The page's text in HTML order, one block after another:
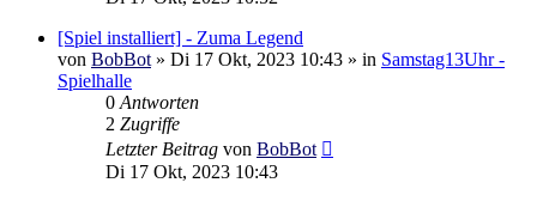
[Spiel installiert] - Zuma Legend
von BobBot» Di 17 Okt, 2023 10:43 » in Samstag13Uhr -
Spielhalle
0Antworten
2 Zugriffe
Letzter Beitrag von BobBot
Di 17 Okt, 2023 10:43